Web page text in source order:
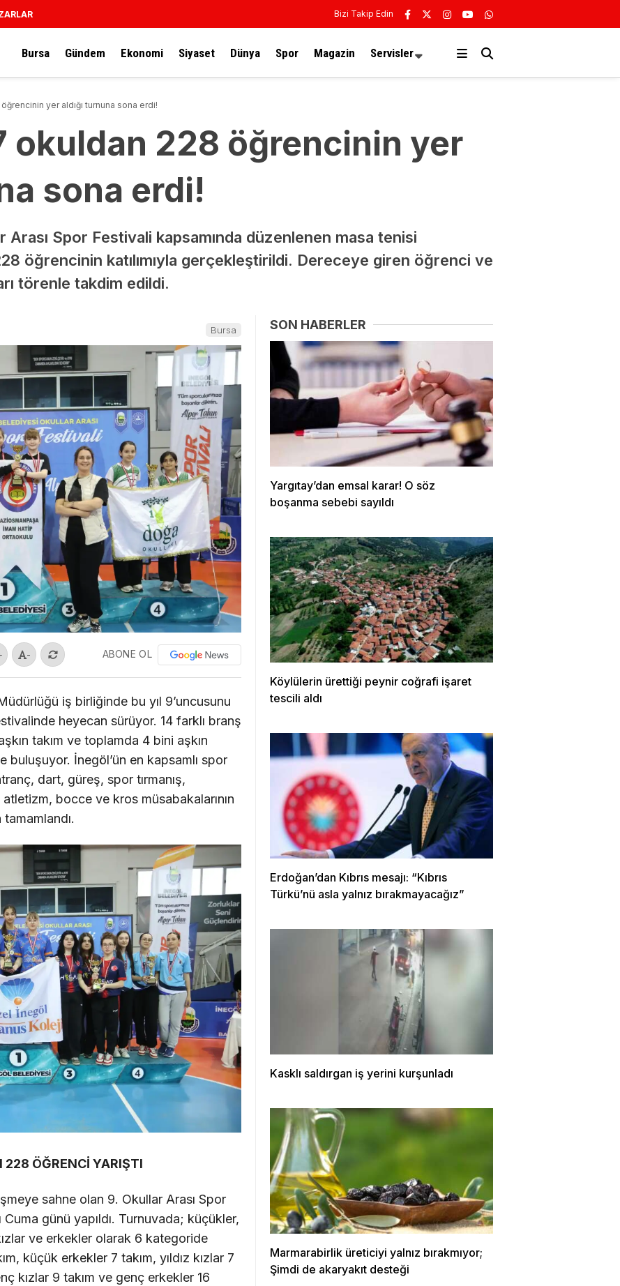
Bizi Takip Edin
Bursa Gündem Ekonomi Siyaset Dünya Spor Magazin Servisler
yer aldığı turnuna sona erdi!
okuldan 228 öğrencinin yer
sona erdi!
Spor Festivali kapsamında düzenlenen masa tenisi
öğrencinin katılımıyla gerçekleştirildi. Dereceye giren öğrenci ve
törenle takdim edildi.
Bursa
- ABONE OL
iş birliğinde bu yıl 9’uncusunu
heyecan sürüyor. 14 farklı branş
takım ve toplamda 4 bini aşkın
İnegöl’ün en kapsamlı spor
dart, güreş, spor tırmanış,
bocce ve kros müsabakalarının
ÖĞRENCİ YARIŞTI
sahne olan 9. Okullar Arası Spor
günü yapıldı. Turnuvada; küçükler,
ve erkekler olarak 6 kategoride
küçük erkekler 7 takım, yıldız kızlar 7
kızlar 9 takım ve genç erkekler 16
SON HABERLER
Yargıtay’dan emsal karar! O söz
boşanma sebebi sayıldı
Köylülerin ürettiği peynir coğrafi işaret
tescili aldı
Erdoğan’dan Kıbrıs mesajı: “Kıbrıs
Türkü’nü asla yalnız bırakmayacağız”
Kasklı saldırgan iş yerini kurşunladı
Marmarabirlik üreticiyi yalnız bırakmıyor;
Şimdi de akaryakıt desteği